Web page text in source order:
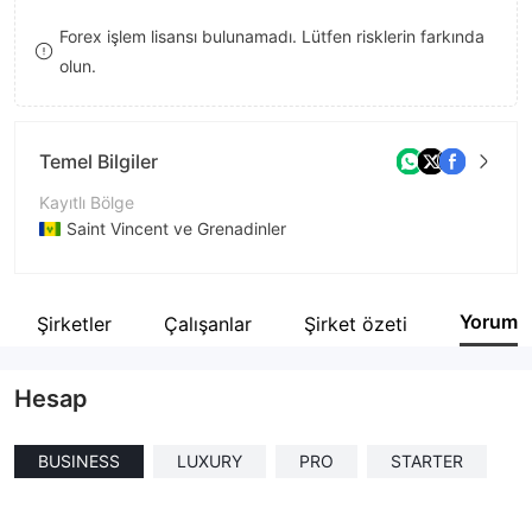
8
9
Forex işlem lisansı bulunamadı. Lütfen risklerin farkında
olun.
Temel Bilgiler
Kayıtlı Bölge
Saint Vincent ve Grenadinler
Şirket Adı
Şirketler Çalışanlar Şirket özeti Yorum
Hesap
BUSINESS LUXURY PRO STARTER